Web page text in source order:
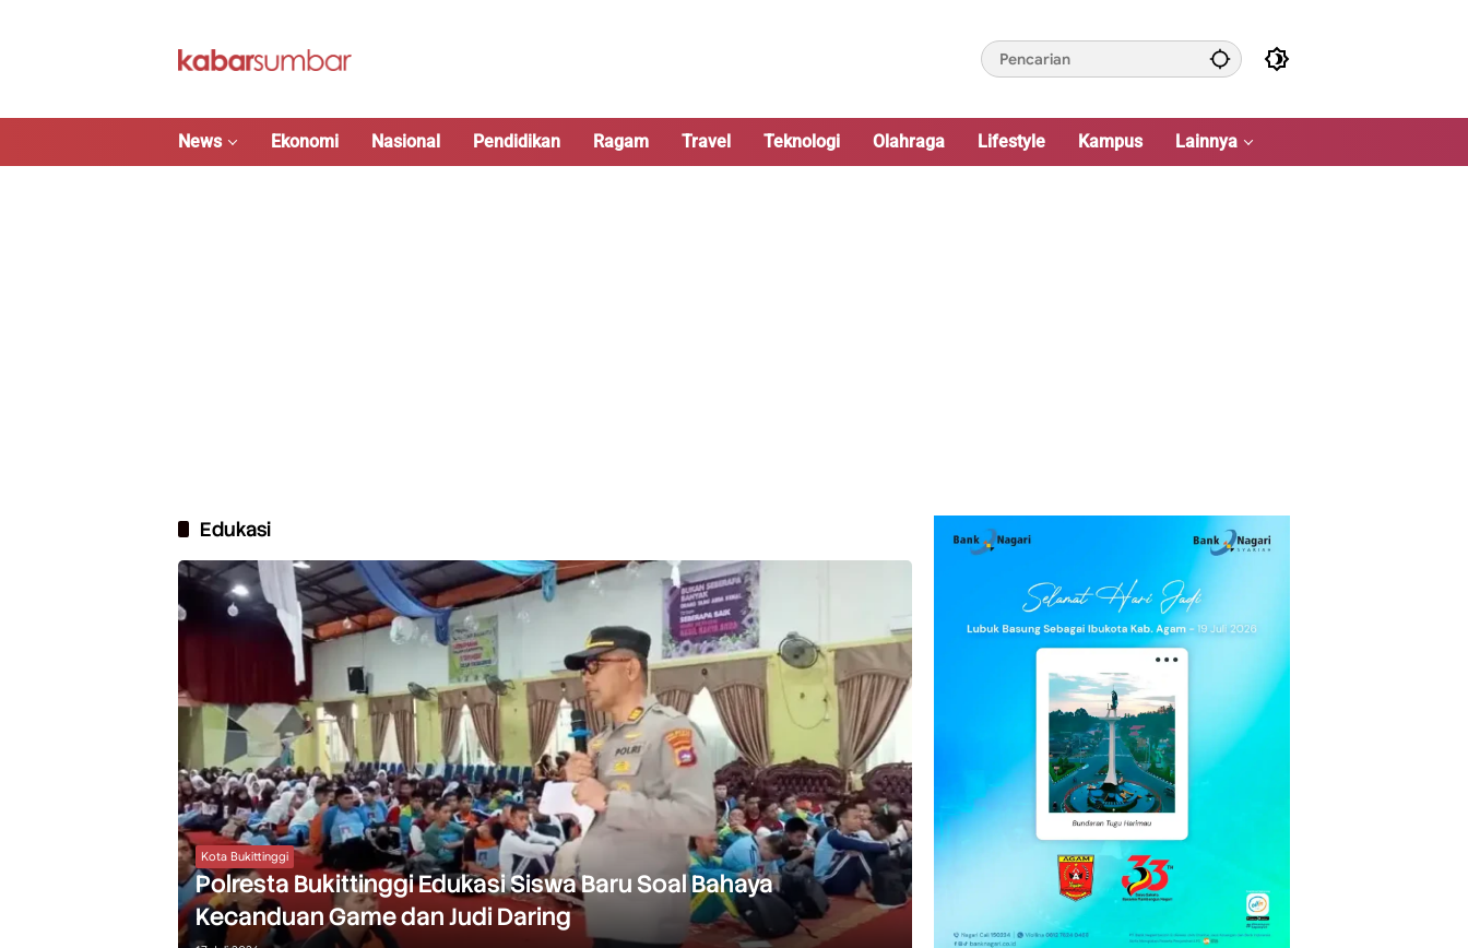
News Ekonomi Nasional Pendidikan Ragam Travel Teknologi Olahraga Lifestyle Kampus Lainnya
Edukasi
Kota Bukittinggi
Polresta Bukittinggi Edukasi Siswa Baru Soal Bahaya
Kecanduan Game dan Judi Daring